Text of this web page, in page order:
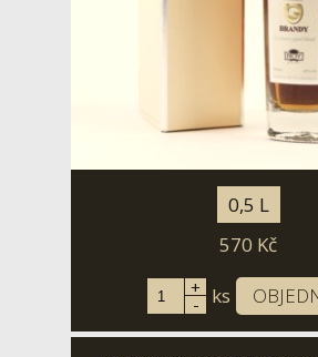
0,5 L
570 Kč
+
- ks